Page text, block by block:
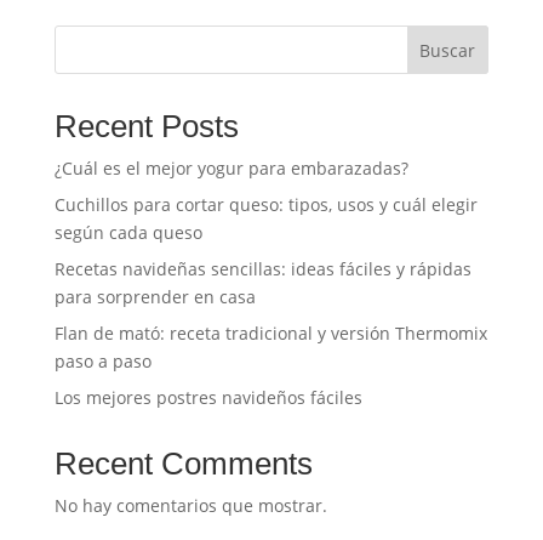
Buscar
Recent Posts
¿Cuál es el mejor yogur para embarazadas?
Cuchillos para cortar queso: tipos, usos y cuál elegir
según cada queso
Recetas navideñas sencillas: ideas fáciles y rápidas
para sorprender en casa
Flan de mató: receta tradicional y versión Thermomix
paso a paso
Los mejores postres navideños fáciles
Recent Comments
No hay comentarios que mostrar.